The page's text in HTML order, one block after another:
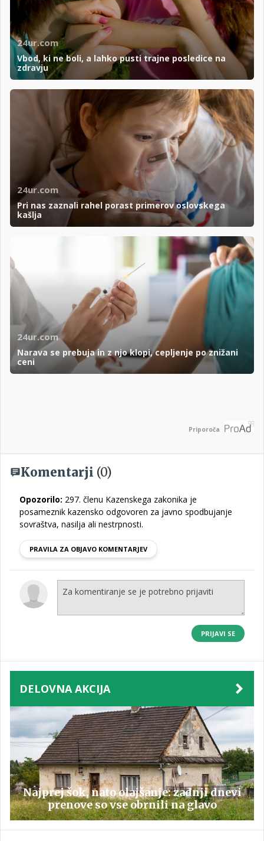
24ur.com
Vbod, ki ne boli, a lahko pusti trajne posledice na
zdravju
24ur.com
Pri nas zaznali rahel porast primerov oslovskega
kašlja
24ur.com
Narava se prebuja in z njo klopi, cepljenje po znižani
ceni
Priporoča
Komentarji (0)
Opozorilo: 297. členu Kazenskega zakonika je
posameznik kazensko odgovoren za javno spodbujanje
sovraštva, nasilja ali nestrpnosti.
PRAVILA ZA OBJAVO KOMENTARJEV
PRIJAVI SE
DELOVNA AKCIJA
Najprej šok, nato olajšanje: zadnji dnevi
prenove so vse obrnili na glavo